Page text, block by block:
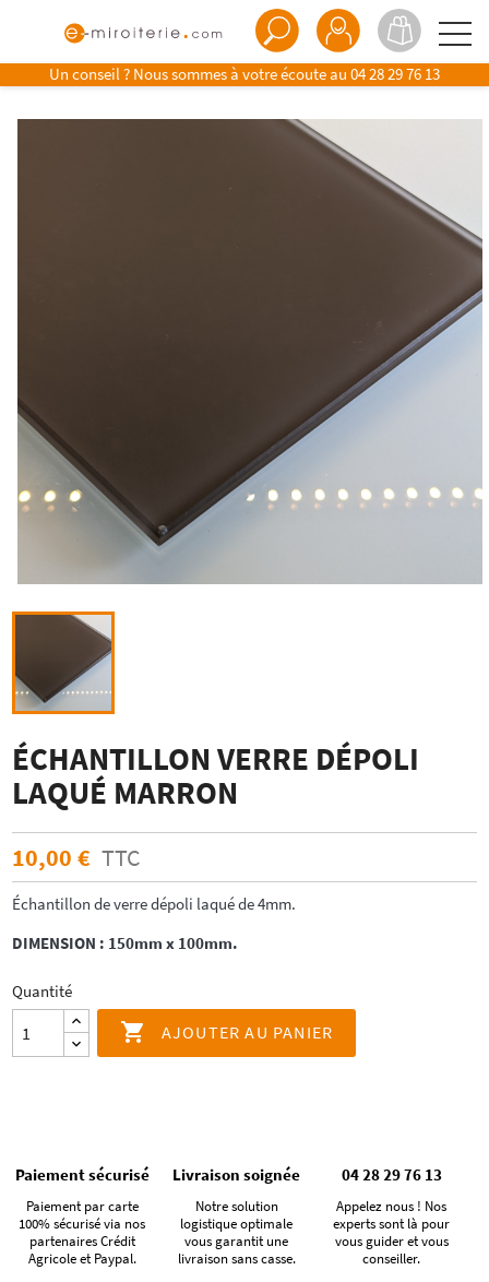
Un conseil ? Nous sommes à votre écoute au 04 28 29 76 13
ÉCHANTILLON VERRE DÉPOLI
LAQUÉ MARRON
10,00 € TTC
Échantillon de verre dépoli laqué de 4mm.
DIMENSION : 150mm x 100mm.
Quantité
 AJOUTER AU PANIER
Paiement sécurisé
Paiement par carte
100% sécurisé via nos
partenaires Crédit
Agricole et Paypal.
Livraison soignée
Notre solution
logistique optimale
vous garantit une
livraison sans casse.
04 28 29 76 13
Appelez nous ! Nos
experts sont là pour
vous guider et vous
conseiller.